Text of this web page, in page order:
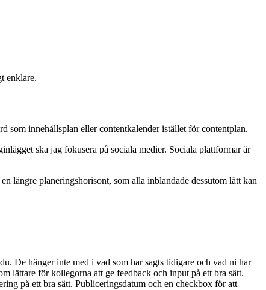
enklare.
som innehållsplan eller contentkalender istället för contentplan.
ska jag fokusera på sociala medier. Sociala plattformar är
längre planeringshorisont, som alla inblandade dessutom lätt kan
De hänger inte med i vad som har sagts tidigare och vad ni har
lättare för kollegorna att ge feedback och input på ett bra sätt.
på ett bra sätt. Publiceringsdatum och en checkbox för att